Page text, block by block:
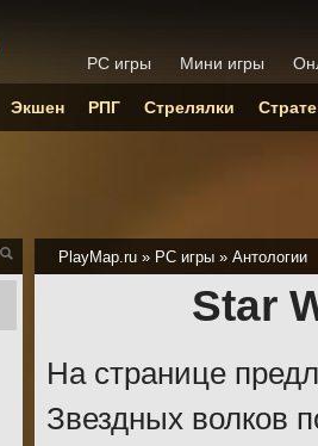
PlayMap.ru » PC игры » Антологии
Star
На странице
Звездных волков
PC игры Мини игры
Экшен РПГ Стрелялки